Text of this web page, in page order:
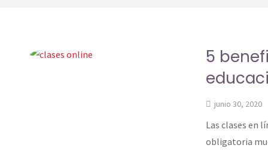
5
junio 30, 2020
Las clases en
obligatoria